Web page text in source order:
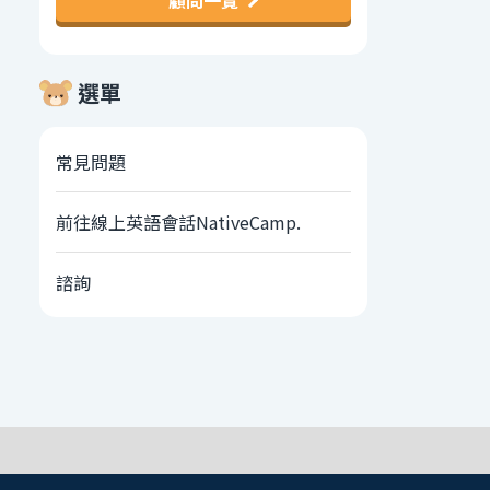
選單
常見問題
前往線上英語會話NativeCamp.
諮詢